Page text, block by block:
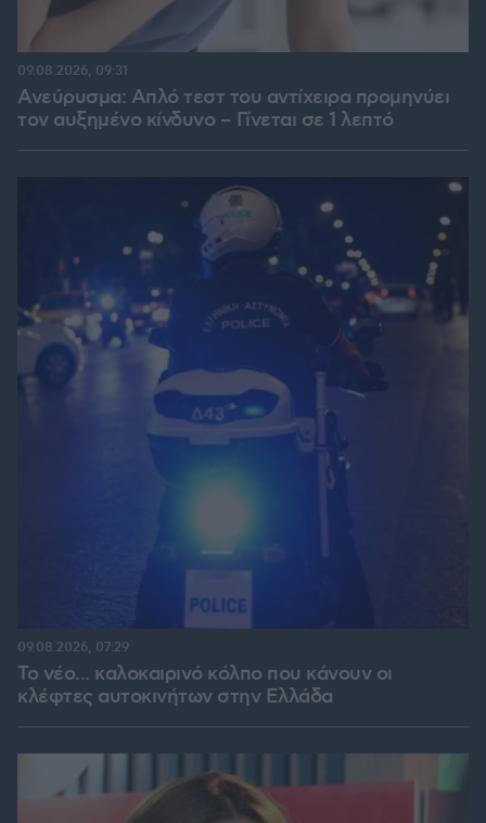
Ανεύρυσμα: Απλό τεστ του αντίχειρα προμηνύει
τον αυξημένο κίνδυνο – Γίνεται σε 1 λεπτό
09.08.2026, 09:31
Το νέο... καλοκαιρινό κόλπο που κάνουν οι
κλέφτες αυτοκινήτων στην Ελλάδα
09.08.2026, 07:29